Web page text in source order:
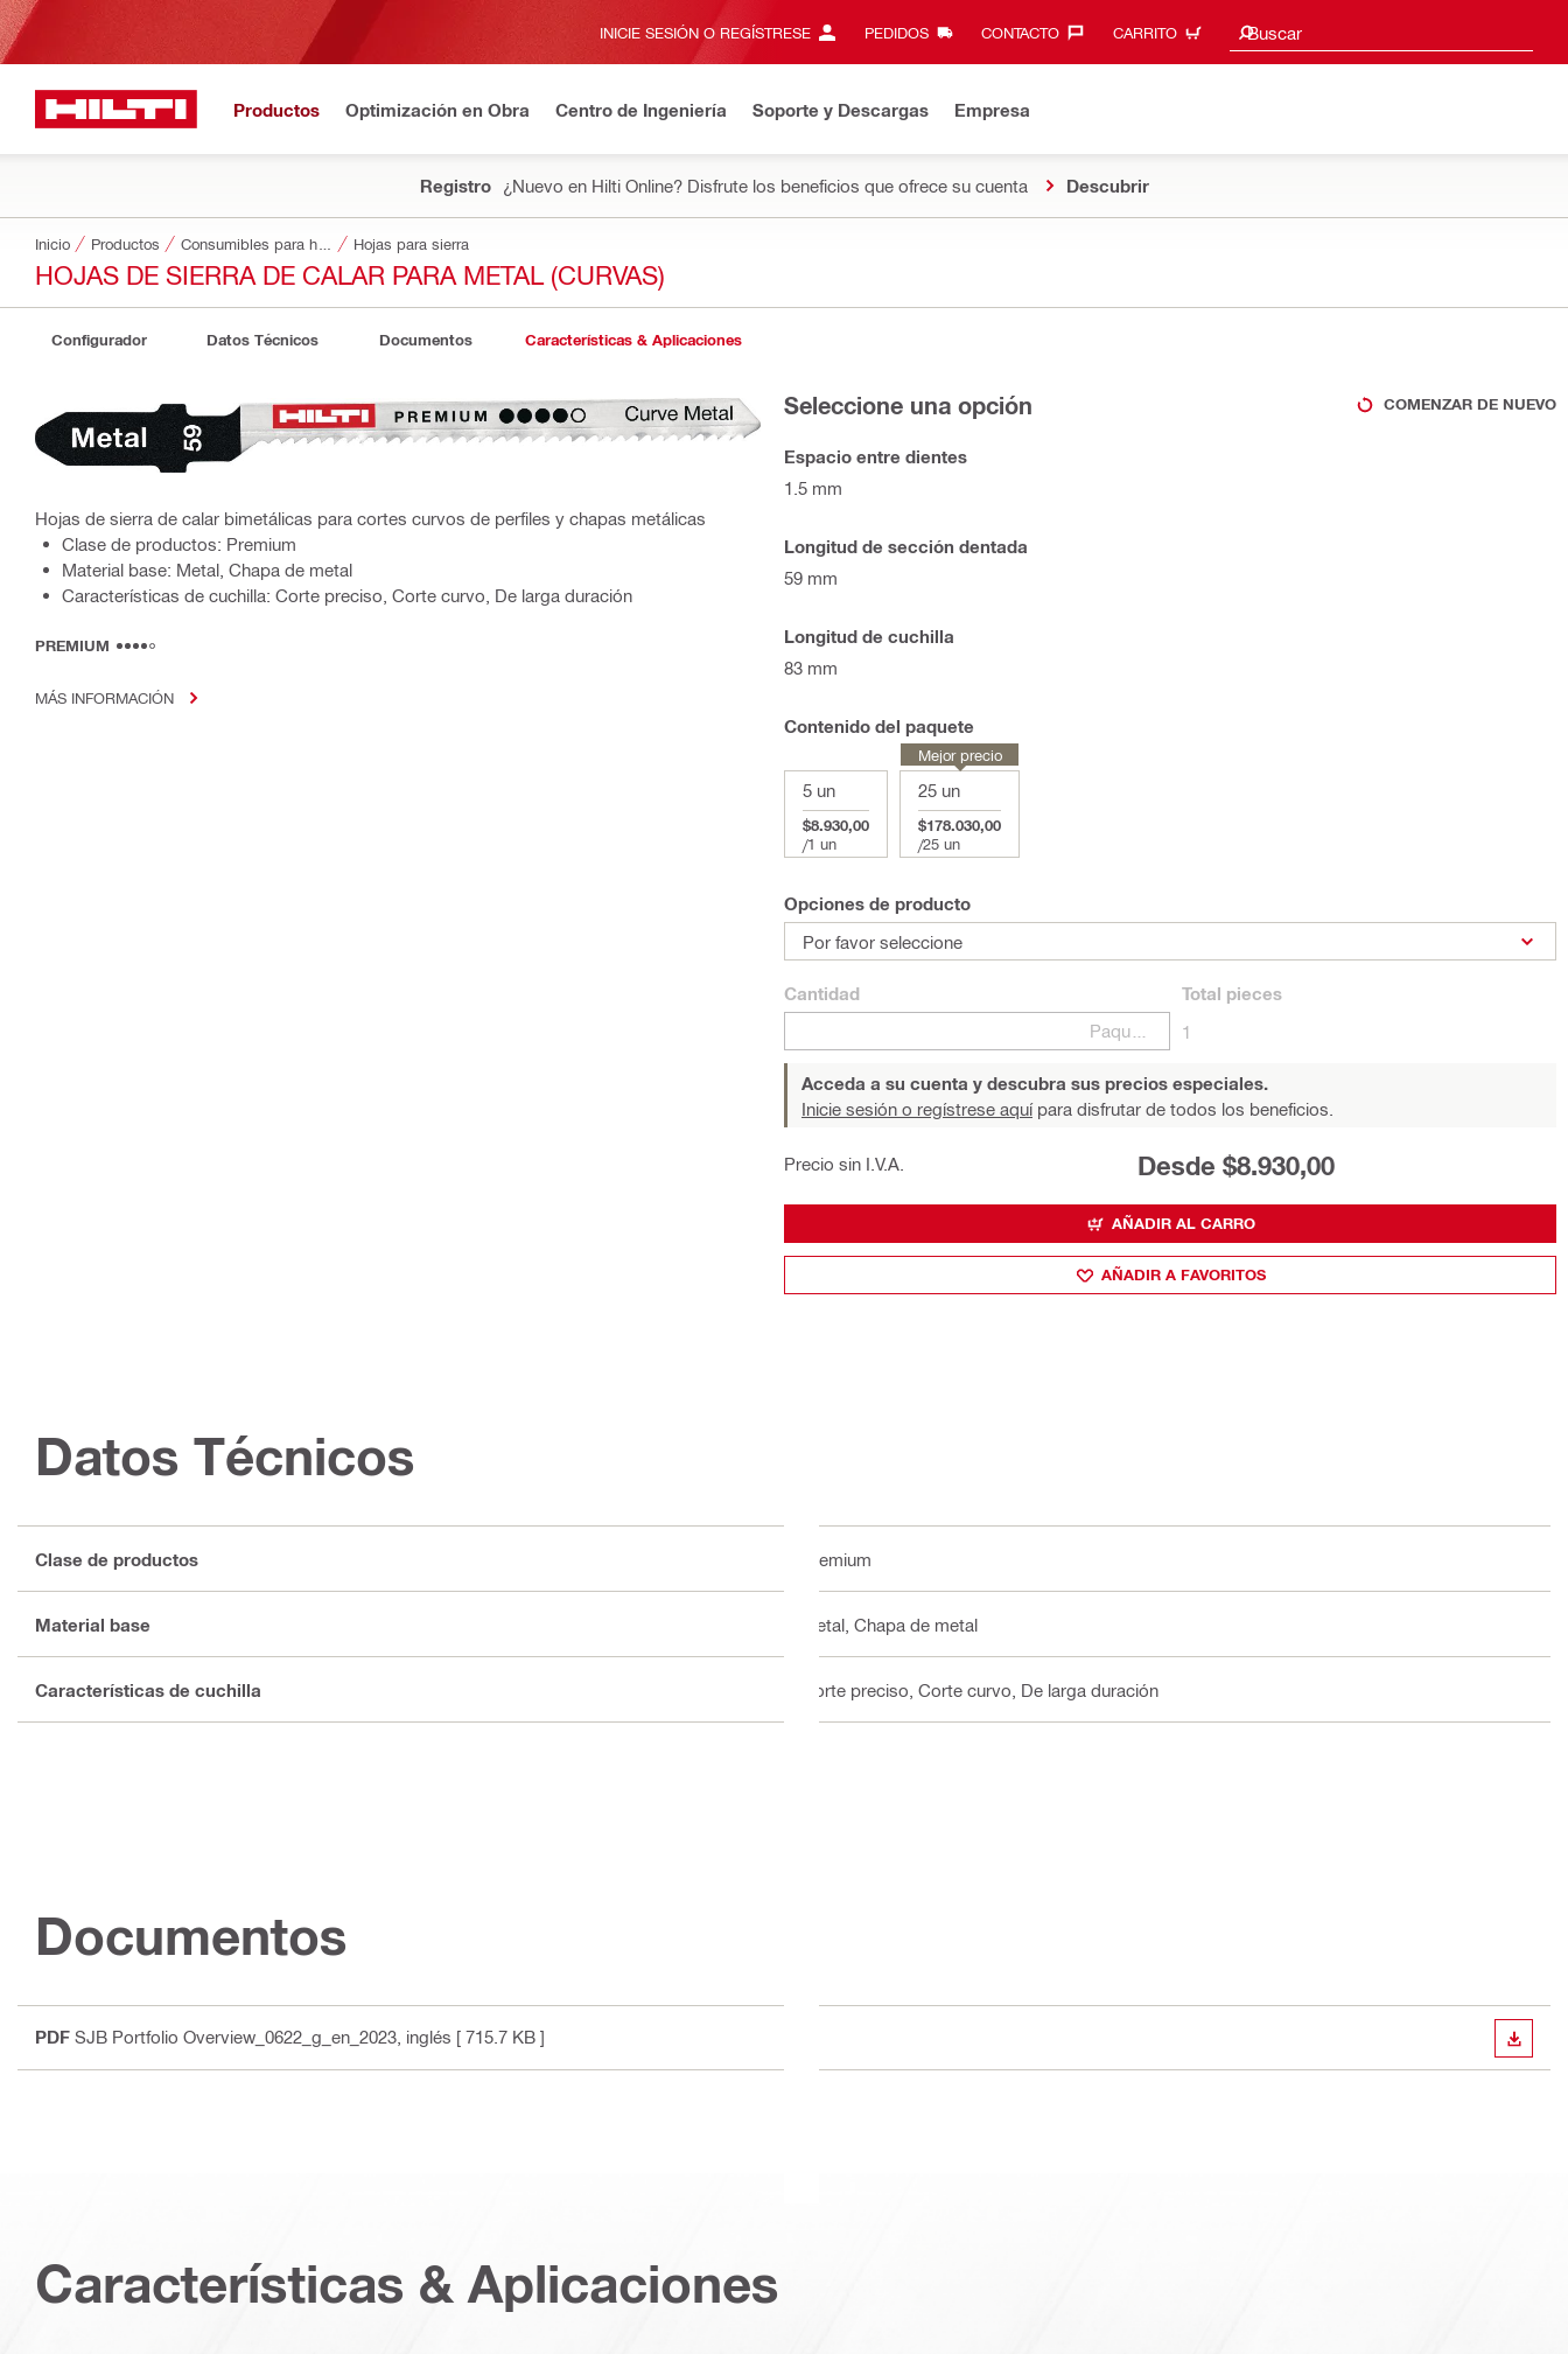
INICIE SESIÓN O REGÍSTRESE PEDIDOS CONTACTO‎ CARRITO Buscar
Sugerencias de búsqueda
Productos Optimización en Obra Centro de Ingeniería Soporte y Descargas Empresa
Registro ¿Nuevo en Hilti Online? Disfrute los beneficios que ofrece su cuenta Descubrir
Inicio Productos Hojas para sierra
HOJAS DE SIERRA DE CALAR PARA METAL (CURVAS)
Configurador Datos Técnicos Documentos Características & Aplicaciones
Hojas de sierra de calar bimetálicas para cortes curvos de perfiles y chapas metálicas
Clase de productos: Premium
Material base: Metal, Chapa de metal
Características de cuchilla: Corte preciso, Corte curvo, De larga duración
PREMIUM
MÁS INFORMACIÓN
Seleccione una opción COMENZAR DE NUEVO
Espacio entre dientes
1.5 mm
Longitud de sección dentada
59 mm
Longitud de cuchilla
83 mm
Contenido del paquete
5 un
$8.930,00
/1 un
25 un
$178.030,00
/25 un
Mejor precio
Opciones de producto
Por favor seleccione
Cantidad
Paquetes
Total pieces
1
Acceda a su cuenta y descubra sus precios especiales.
Inicie sesión o regístrese aquípara disfrutar de todos los beneficios.
Precio sin I.V.A. Desde $8.930,00
AÑADIR AL CARRO
AÑADIR A FAVORITOS
Datos Técnicos
Clase de productos Premium
Material base Metal, Chapa de metal
Características de cuchilla Corte preciso, Corte curvo, De larga duración
Documentos
PDF SJB Portfolio Overview_0622_g_en_2023 , inglés [ 715.7 KB ]
Características & Aplicaciones